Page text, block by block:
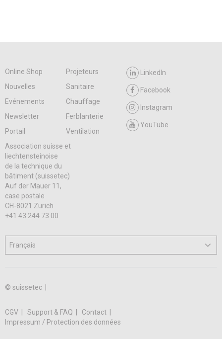
Online Shop
Projeteurs
Nouvelles
Sanitaire
Evénements
Chauffage
Newsletter
Ferblanterie
Portail
Ventilation
LinkedIn
Facebook
Instagram
YouTube
Association suisse et
liechtensteinoise
de la technique du
bâtiment (suissetec)
Auf der Mauer 11,
case postale
CH-8021 Zurich
+41 43 244 73 00
© suissetec |
CGV Support & FAQ
Contact
Impressum / Protection des données